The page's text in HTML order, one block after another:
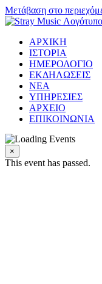
Μετάβαση στο
ΑΡΧΙΚΗ
ΙΣΤΟΡΙΑ
ΗΜΕΡΟΛΟΓΙΟ
ΕΚΔΗΛΩΣΕΙΣ
ΝΕΑ
ΥΠΗΡΕΣΙΕΣ
ΑΡΧΕΙΟ
ΕΠΙΚΟΙΝΩΝΙΑ
×
This event has passed.